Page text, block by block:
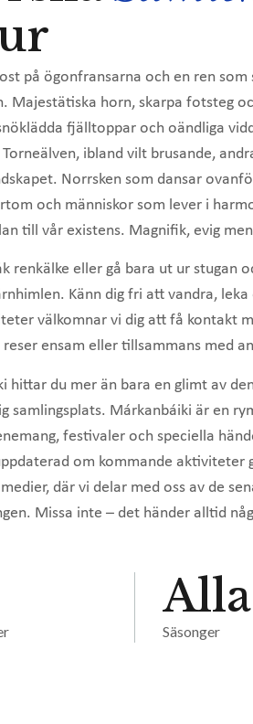
på ögonfransarna och en ren
Majestätiska horn, skarpa fotsteg
fjälltoppar och oändliga
ibland vilt brusande,
Norrsken som dansar
och människor som lever i
till vår existens. Magnifik, evig men
renkälke eller gå bara ut ur stugan
Känn dig fri att vandra,
välkomnar vi dig att få kontakt
reser ensam eller tillsammans med
hittar du mer än bara en glimt av
samlingsplats. Márkanbáiki är en
festivaler och speciella
om kommande aktiviteter
där vi delar med oss av de
Missa inte – det händer alltid
Alla
Säsonger